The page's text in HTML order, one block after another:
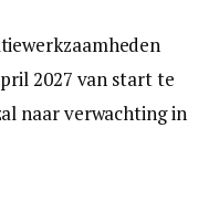
2027 van start te
naar verwachting in